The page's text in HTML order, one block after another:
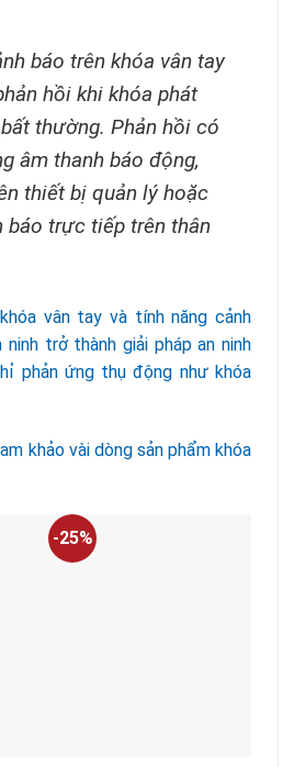
báo trên khóa vân tay
hồi khi khóa phát
thường. Phản hồi có
âm thanh báo động,
thiết bị quản lý hoặc
báo trực tiếp trên thân
vân tay và tính năng cảnh
trở thành giải pháp an ninh
phản ứng thụ động như khóa
khảo vài dòng sản phẩm khóa
-25%